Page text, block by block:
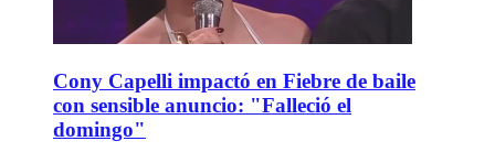
Cony Capelli impactó en Fiebre de baile
con sensible anuncio: "Falleció el
domingo"